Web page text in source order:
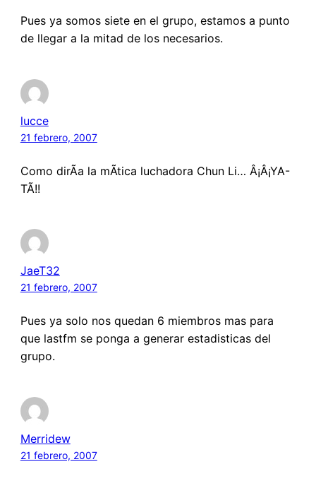
Pues ya somos siete en el grupo, estamos a punto
de llegar a la mitad de los necesarios.
lucce
21 febrero, 2007
Como dirÃ­a la mÃ­tica luchadora Chun Li… Â¡Â¡YA-
TÃ!!
JaeT32
21 febrero, 2007
Pues ya solo nos quedan 6 miembros mas para
que lastfm se ponga a generar estadisticas del
grupo.
Merridew
21 febrero, 2007